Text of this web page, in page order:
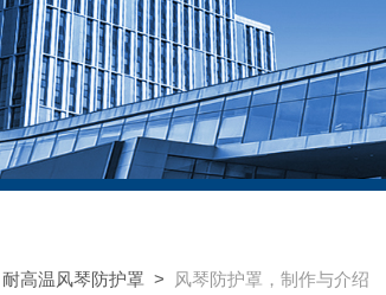
耐高温风琴防护罩 > 风琴防护罩，制作与介绍